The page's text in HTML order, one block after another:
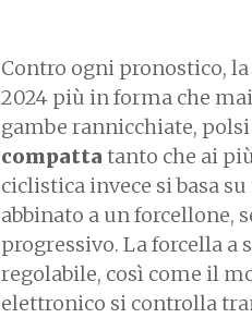
Contro ogni pronostico,
2024 più in forma che
gambe rannicchiate,
compatta tanto che ai
ciclistica invece si basa
abbinato a un forcellone,
progressivo. La forcella a
regolabile, così come il
elettronico si controlla